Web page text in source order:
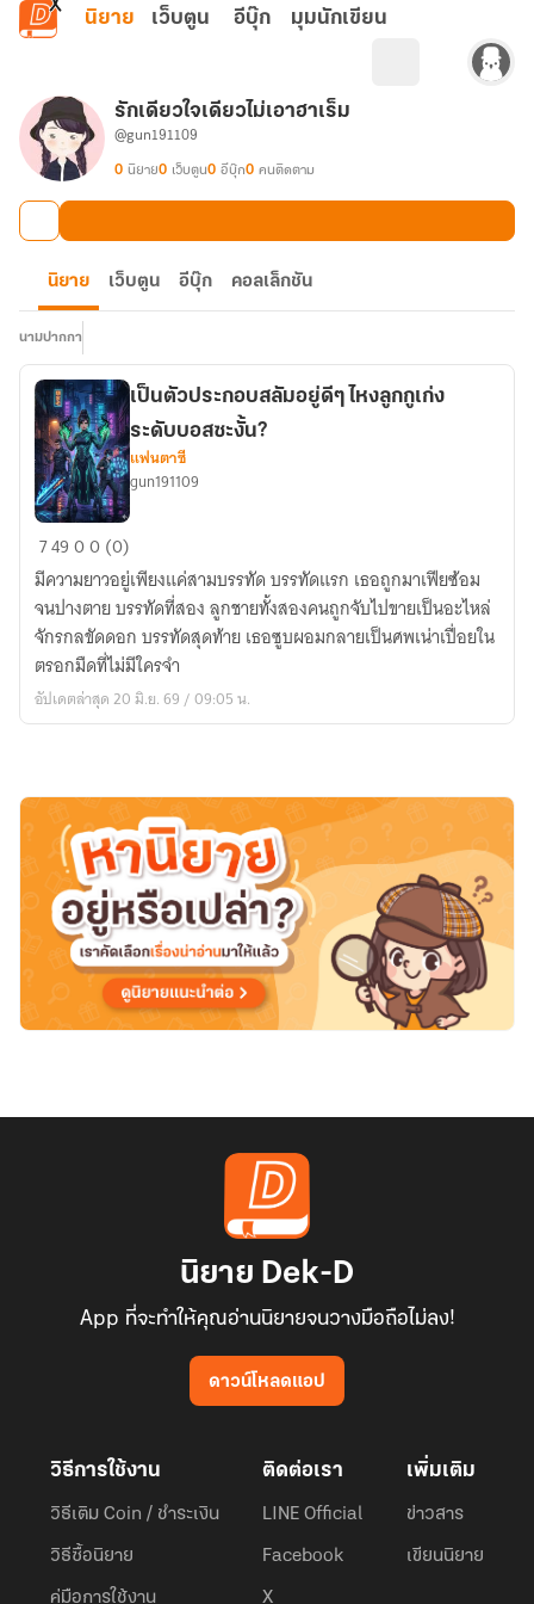
ข้ามไปยังเนื้อหาหลัก
นิยาย เว็บตูน อีบุ๊ก มุมนักเขียน
รักเดียวใจเดียวไม่เอาฮาเร็ม
@gun191109
0 นิยาย0 เว็บตูน0 อีบุ๊ก0 คนติดตาม
นิยาย เว็บตูน อีบุ๊ก คอลเล็กชัน
นามปากกา
เป็น
ตัวประกอบ
สลัม
อยู่
ดีๆ
ไหง
ลูก
ระดับ
บอส
ซะ
งั้น?
เป็นตัวประกอบสลัมอยู่ดีๆ ไหงลูกกูเก่ง
ระดับบอสซะงั้น?
แฟนตาซี
gun191109
74900 (0)
มีความยาวอยู่เพียงแค่สามบรรทัด ​บรรทัดแรก เธอถูกมาเฟียซ้อม
จนปางตาย บรรทัดที่สอง ลูกชายทั้งสองคนถูกจับไปขายเป็นอะไหล่
จักรกลขัดดอก บรรทัดสุดท้าย เธอซูบผอมกลายเป็นศพเน่าเปื่อยใน
ตรอกมืดที่ไม่มีใครจำ
อัปเดตล่าสุด 20 มิ.ย. 69 / 09:05 น.
นิยาย Dek-D
App ที่จะทำให้คุณอ่านนิยายจนวางมือถือไม่ลง!
ดาวน์โหลดแอป
วิธีการใช้งาน
วิธีเติม Coin / ชำระเงิน
วิธีซื้อนิยาย
คู่มือการใช้งาน
ติดต่อเรา
LINE Official
Facebook
X
เพิ่มเติม
ข่าวสาร
เขียนนิยาย